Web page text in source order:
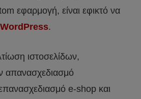
εφαρμογή, είναι εφικτό να
WordPress.
ιστοσελίδων,
απανασχεδιασμό
e-shop και